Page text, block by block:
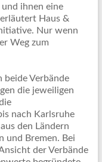
ihnen eine
Haus &
Nur wenn
Weg zum
beide Verbände
die jeweiligen
nach Karlsruhe
den Ländern
und Bremen. Bei
der Verbände